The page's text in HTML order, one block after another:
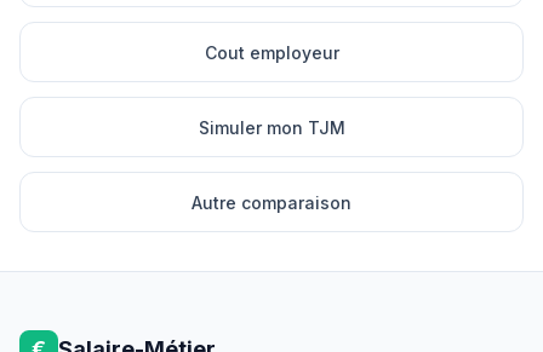
Cout employeur
Simuler mon TJM
Autre comparaison